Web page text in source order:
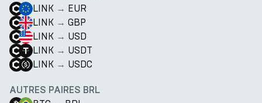
LINK → EUR
LINK → GBP
LINK → USD
LINK → USDT
LINK → USDC
AUTRES PAIRES BRL